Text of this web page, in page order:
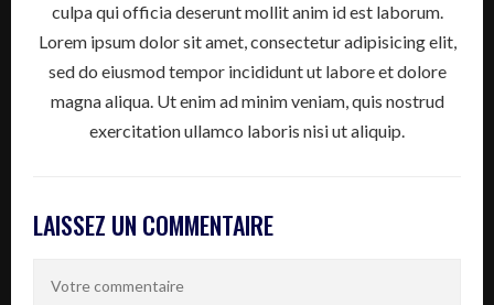
culpa qui officia deserunt mollit anim id est laborum.
Lorem ipsum dolor sit amet, consectetur adipisicing elit,
sed do eiusmod tempor incididunt ut labore et dolore
magna aliqua. Ut enim ad minim veniam, quis nostrud
exercitation ullamco laboris nisi ut aliquip.
LAISSEZ UN COMMENTAIRE